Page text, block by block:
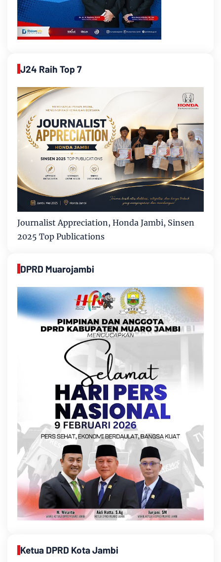
J24 Raih Top 7
Journalist Appreciation, Honda Jambi, Sinsen
2025 Top Publications
DPRD Muarojambi
Ketua DPRD Kota Jambi